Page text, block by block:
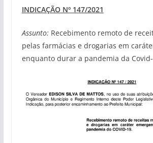
INDICAÇÃO Nº 147/2021
Assunto: Recebimento remoto de
pelas farmácias e drogarias em
enquanto durar a pandemia da